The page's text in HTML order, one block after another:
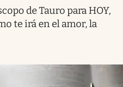
de Tauro para HOY,
te irá en el amor, la